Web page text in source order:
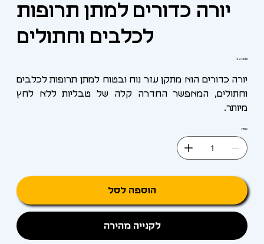
יורה כדורים למתן תרופות
לכלבים וחתולים
מחיר‏22.00 ‏₪
יורה כדורים הוא מתקן עזר נוח ובטוח למתן תרופות לכלבים
וחתולים, המאפשר החדרה קלה של טבליות ללא לחץ
מיותר.
כמות
הוספה לסל
לקנייה מהירה